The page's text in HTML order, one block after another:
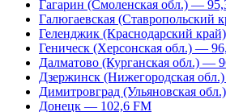
Гагарин (Смоленская обл.) —
Галюгаевская (Ставропольский
Геленджик (Краснодарский
Геническ (Херсонская обл.) —
Далматово (Курганская обл.) —
Дзержинск (Нижегородская
Димитровград (Ульяновская
Донецк — 102,6 FM